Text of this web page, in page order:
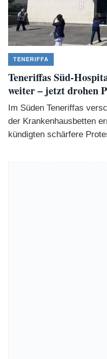
TENERIFFA
Teneriffas Süd-
weiter – jetzt drohen
Im Süden Teneriffas
der Krankenhausbetten
kündigten schärfere